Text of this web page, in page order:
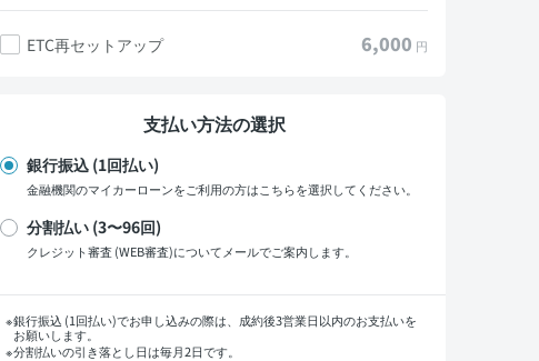
ETC再セットアップ 6,000 円
支払い方法の選択
銀行振込 (1回払い)
金融機関のマイカーローンをご利用の方はこちらを選択してください。
分割払い (3〜96回)
クレジット審査 (WEB審査)についてメールでご案内します。
支払い回数
銀行振込 (1回払い)でお申し込みの際は、成約後3営業日以内のお支払いを
お願いします。
分割払いの引き落とし日は毎月2日です。